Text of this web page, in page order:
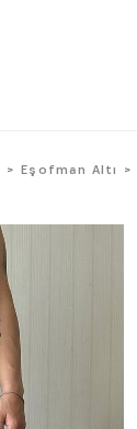
Eşofman Altı